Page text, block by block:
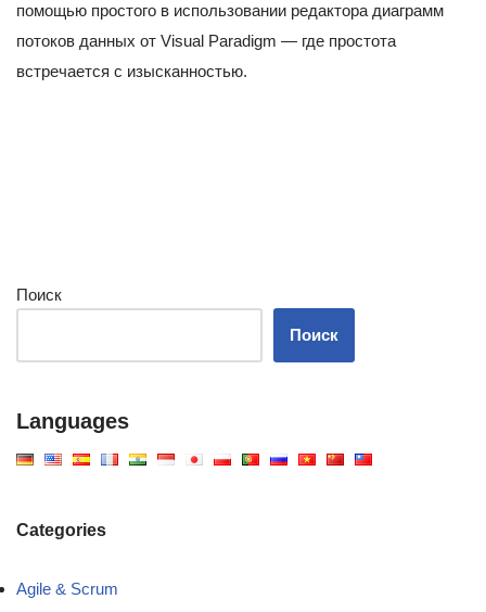
помощью простого в использовании редактора диаграмм
потоков данных от Visual Paradigm — где простота
встречается с изысканностью.
Поиск
Поиск
Languages
Categories
Agile & Scrum